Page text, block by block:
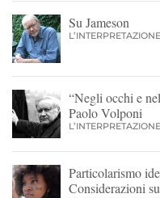
Su Jameson
“Negli occhi e
Paolo Volponi
Particolarismo
Considerazioni